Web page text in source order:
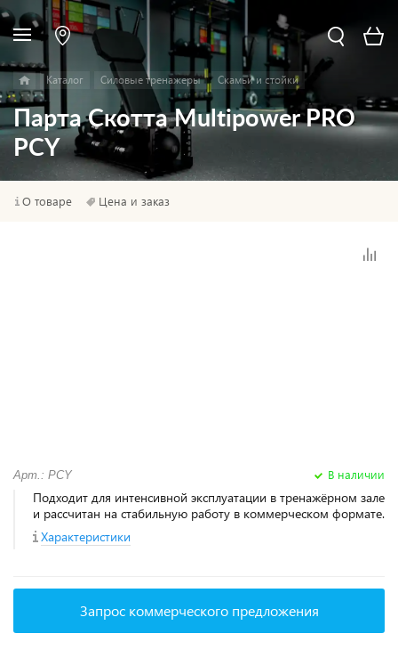
Каталог Силовые тренажеры Скамьи и стойки
Парта Скотта Multipower PRO
PCY
О товаре Цена и заказ
Арт.: PCY В наличии
Подходит для интенсивной эксплуатации в тренажёрном зале
и рассчитан на стабильную работу в коммерческом формате.
Характеристики
Запрос коммерческого предложения